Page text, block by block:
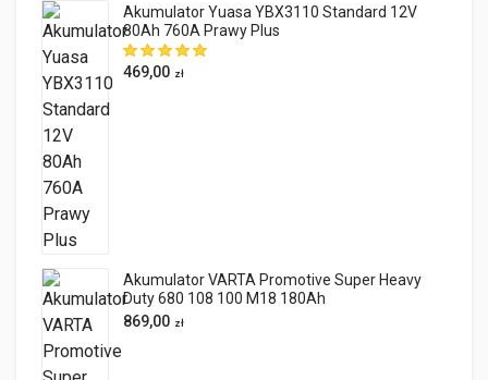
Akumulator Yuasa YBX3110 Standard 12V
80Ah 760A Prawy Plus
469,00 zł
Akumulator VARTA Promotive Super Heavy
Duty 680 108 100 M18 180Ah
869,00 zł